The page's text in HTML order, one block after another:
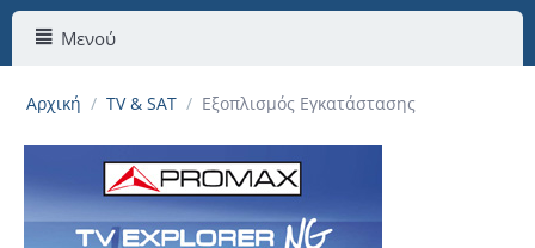
Μενού
Αρχική / TV & SAT / Εξοπλισμός Εγκατάστασης